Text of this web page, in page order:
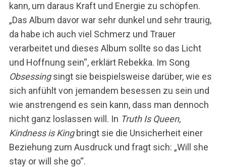
kann, um daraus Kraft und Energie zu schöpfen.
„Das Album davor war sehr dunkel und sehr traurig,
da habe ich auch viel Schmerz und Trauer
verarbeitet und dieses Album sollte so das Licht
und Hoffnung sein“, erklärt Rebekka. Im Song
Obsessingsingt sie beispielsweise darüber, wie es
sich anfühlt von jemandem besessen zu sein und
wie anstrengend es sein kann, dass man dennoch
nicht ganz loslassen will. In Truth Is Queen,
Kindness is Kingbringt sie die Unsicherheit einer
Beziehung zum Ausdruck und fragt sich: „Will she
stay or will she go“.